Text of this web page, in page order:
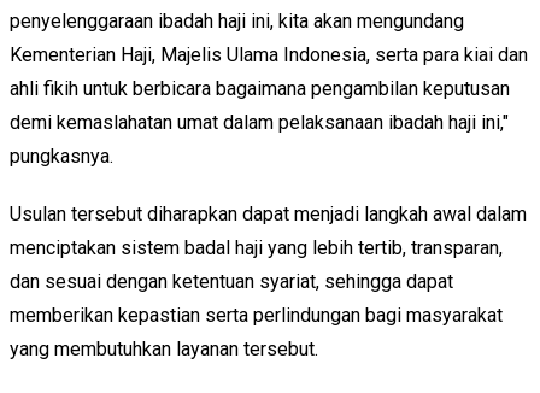
penyelenggaraan ibadah haji ini, kita akan mengundang
Kementerian Haji, Majelis Ulama Indonesia, serta para kiai dan
ahli fikih untuk berbicara bagaimana pengambilan keputusan
demi kemaslahatan umat dalam pelaksanaan ibadah haji ini,"
pungkasnya.
Usulan tersebut diharapkan dapat menjadi langkah awal dalam
menciptakan sistem badal haji yang lebih tertib, transparan,
dan sesuai dengan ketentuan syariat, sehingga dapat
memberikan kepastian serta perlindungan bagi masyarakat
yang membutuhkan layanan tersebut.